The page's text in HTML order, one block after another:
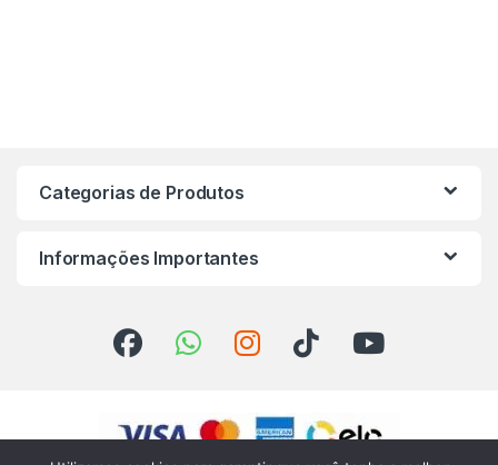
Categorias de Produtos
Informações Importantes